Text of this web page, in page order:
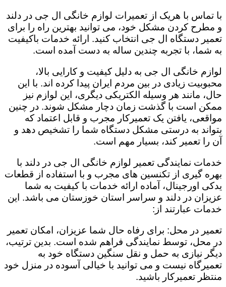
با تماس با هریک از تعمیرات لوازم خانگی ال جی در دلند
و مطرح کردن مشکل خود، می توانید بهترین راه را برای
تعمیر دستگاه ال جی انتخاب کنید. ارائه خدمات باکیفیت
به شما، با تجربه چندین ساله به دست آمده است.
لوازم خانگی ال جی به دلیل کیفیت و کارایی بالا،
محبوبیت زیادی در بین مردم ایران پیدا کرده اند. با این
حال، مانند هر وسیله الکتریکی دیگری، این لوازم نیز
ممکن است با گذشت زمان دچار مشکل شوند. در چنین
مواقعی، یافتن یک تعمیرکار مجرب و قابل اعتماد که
بتواند به درستی مشکل دستگاه شما را تشخیص دهد و
آن را تعمیر کند، بسیار مهم است.
خدمات نمایندگی تعمیر لوازم خانگی ال جی در دلند با
بهره گیری از تکنسین های مجرب و با استفاده از قطعات
یدکی اورجینال، آماده ارائه خدمات با کیفیت به شما
عزیزان در دلند و سراسر استان خوزستان می باشد. این
خدمات عبارتند از:
تعمیر در محل: برای رفاه حال شما عزیزان، امکان تعمیر
در محل، توسط نمایندگی فراهم شده است. بدین ترتیب،
دیگر نیازی به حمل و نقل سنگین دستگاه خود به
تعمیرگاه نیست و می توانید با خیالی آسوده در منزل خود
منتظر تعمیرکار باشید.